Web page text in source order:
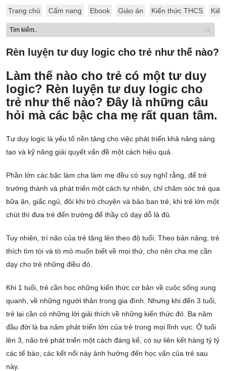
Trang chủ Cẩm nang Ebook Giáo án Kiến thức THCS
Rèn luyện tư duy logic cho trẻ như thế nào?
Làm thế nào cho trẻ có một tư duy
logic? Rèn luyện tư duy logic cho
trẻ như thế nào? Đây là những câu
hỏi mà các bậc cha mẹ rất quan tâm.
Tư duy logic là yếu tố nền tảng cho việc phát triển khả năng sáng
tạo và kỹ năng giải quyết vấn đề một cách hiệu quả.
Phần lớn các bậc làm cha làm mẹ đều có suy nghĩ rằng, để trẻ
trưởng thành và phát triển một cách tự nhiên, chỉ chăm sóc trẻ qua
bữa ăn, giấc ngủ, đôi khi trò chuyện và bảo ban trẻ, khi trẻ lớn một
chút thì đưa trẻ đến trường để thầy cô dạy dỗ là đủ.
Tuy nhiên, trí não của trẻ tăng lên theo độ tuổi. Theo bản năng, trẻ
thích tìm tòi và tò mò muốn biết về mọi thứ, cho nên cha mẹ cần
dạy cho trẻ những điều đó.
Khi 1 tuổi, trẻ cần học những kiến thức cơ bản về cuộc sống xung
quanh, về những người thân trong gia đình. Nhưng khi đến 3 tuổi,
trẻ lại cần có những lời giải thích về những kiến thức đó. Ba năm
đầu đời là ba năm phát triển lớn của trẻ trong mọi lĩnh vực. Ở tuổi
lên 3, não trẻ phát triển một cách đáng kể, có sự liên kết hàng tỷ tỷ
các tế bào, các kết nối này ảnh hưởng đến học vấn của trẻ sau
này.